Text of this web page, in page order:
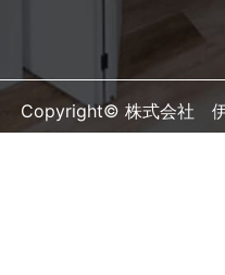
Copyright© 株式会社 伊